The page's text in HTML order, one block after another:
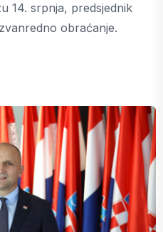
14. srpnja, predsjednik
obraćanje.